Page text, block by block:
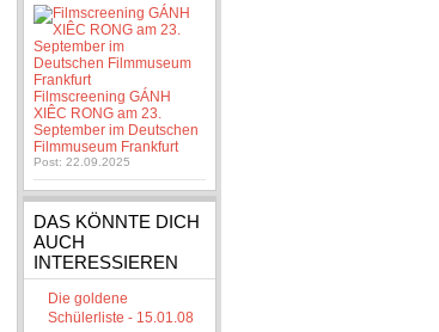
Filmscreening GÁNH
XIÊC RONG am 23.
September im Deutschen
Filmmuseum Frankfurt
Post: 22.09.2025
DAS KÖNNTE DICH
AUCH
INTERESSIEREN
Die goldene
Schülerliste - 15.01.08